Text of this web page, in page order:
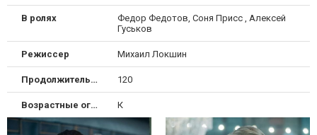
В ролях
Федор Федотов, Соня Присс , Алексей
Гуськов
Режиссер Михаил Локшин
Продолжительность 120
Возрастные ограничения К